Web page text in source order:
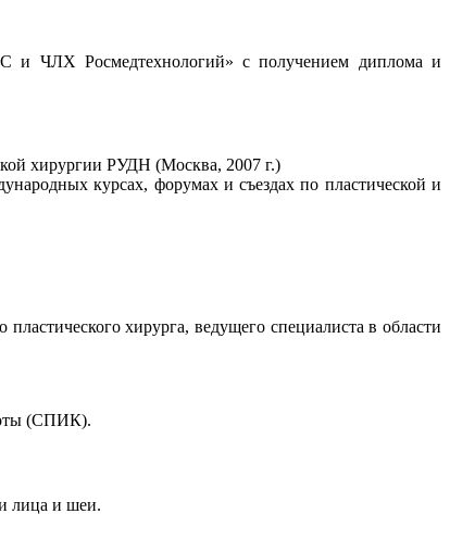
и ЧЛХ Росмедтехнологий» с получением диплома и
хирургии РУДН (Москва, 2007 г.)
курсах, форумах и съездах по пластической и
хирурга, ведущего специалиста в области
(СПИК).
лица и шеи.